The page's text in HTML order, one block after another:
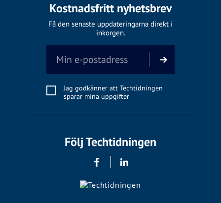
Kostnadsfritt nyhetsbrev
Få den senaste uppdateringarna direkt i
inkorgen.
Jag godkänner att Techtidningen
sparar mina uppgifter
Följ Techtidningen